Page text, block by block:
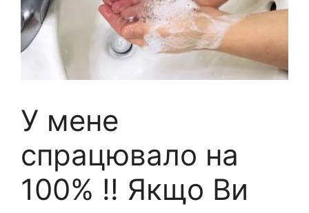
У мене
спрацювало на
100% !! Якщо Ви